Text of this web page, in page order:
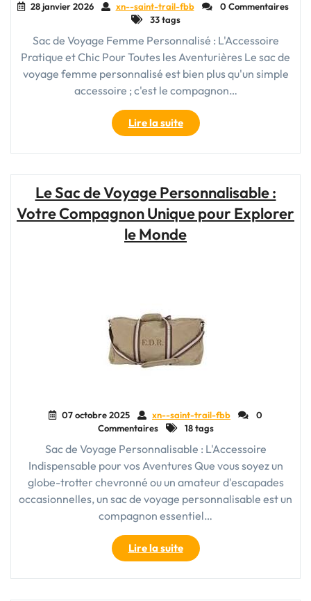
28 janvier 2026 xn--saint-trail-fbb
0 Commentaires
33 tags
Sac de Voyage Femme Personnalisé : L'Accessoire
Pratique et Chic Pour Toutes les Aventurières Le sac de
voyage femme personnalisé est bien plus qu'un simple
accessoire ; c'est le compagnon…
Lire la suite"Le
Style
Personnalisé
de
Voyage
Femme
Sur-
Le Sac de Voyage Personnalisable :
Votre Compagnon Unique pour Explorer
le Monde
07 octobre 2025 xn--saint-trail-fbb
0
Commentaires
18 tags
Sac de Voyage Personnalisable : L'Accessoire
Indispensable pour vos Aventures Que vous soyez un
globe-trotter chevronné ou un amateur d'escapades
occasionnelles, un sac de voyage personnalisable est un
compagnon essentiel…
Lire la suite"Le
Sac
de